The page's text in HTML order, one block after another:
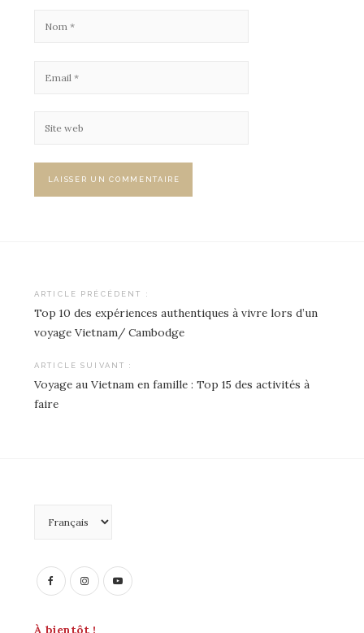
Navigation
l’article
ARTICLE PRÉCÉDENT :
Top 10 des expériences authentiques à vivre lors d’un
voyage Vietnam/ Cambodge
ARTICLE SUIVANT :
Voyage au Vietnam en famille : Top 15 des activités à
faire
une
À bientôt !